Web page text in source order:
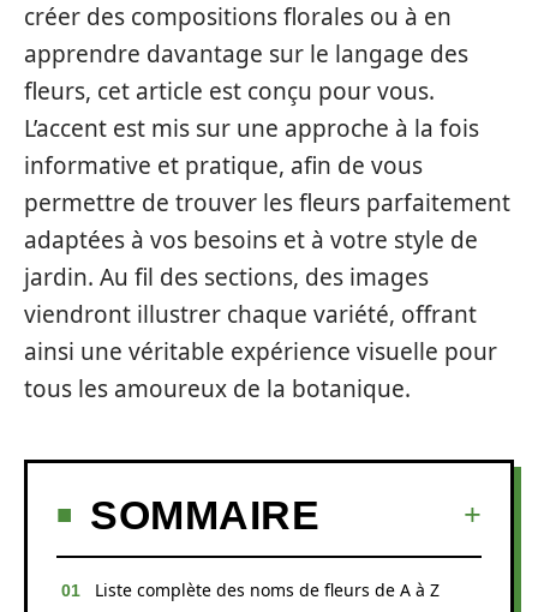
créer des compositions florales ou à en
apprendre davantage sur le langage des
fleurs, cet article est conçu pour vous.
L’accent est mis sur une approche à la fois
informative et pratique, afin de vous
permettre de trouver les fleurs parfaitement
adaptées à vos besoins et à votre style de
jardin. Au fil des sections, des images
viendront illustrer chaque variété, offrant
ainsi une véritable expérience visuelle pour
tous les amoureux de la botanique.
SOMMAIRE
Liste complète des noms de fleurs de A à Z